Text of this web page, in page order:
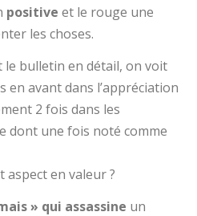
positive et le rouge une
les choses.
le bulletin en détail, on voit
en avant dans l’appréciation
2 fois dans les
dont une fois noté comme
en valeur ?
» qui assassine un